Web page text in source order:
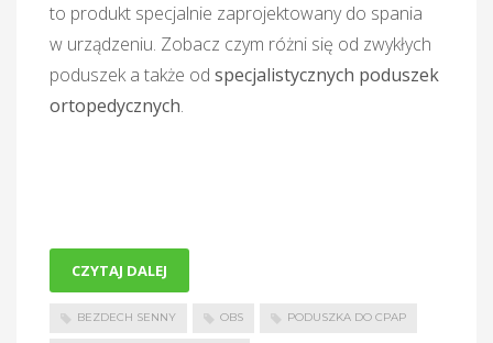
to produkt specjalnie zaprojektowany do spania
w urządzeniu. Zobacz czym różni się od zwykłych
poduszek a także od specjalistycznych poduszek
ortopedycznych.
BEZDECH SENNY OBS PODUSZKA DO CPAP
CZYTAJ DALEJ